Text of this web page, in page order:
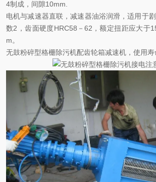
4制成，间隙10mm.
电机与减速器直联，减速器油浴润滑，适用于
数2 ，齿面硬度HRC58 － 62 ，额定扭距应大于
m。
无鼓粉碎型格栅除污机配齿轮箱减速机，使用寿